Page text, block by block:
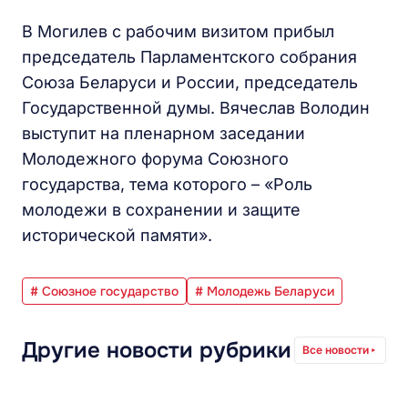
В Могилев с рабочим визитом прибыл
председатель Парламентского собрания
Союза Беларуси и России, председатель
Государственной думы. Вячеслав Володин
выступит на пленарном заседании
Молодежного форума Союзного
государства, тема которого – «Роль
молодежи в сохранении и защите
исторической памяти».
# Союзное государство # Молодежь Беларуси
Другие новости рубрики Все новости